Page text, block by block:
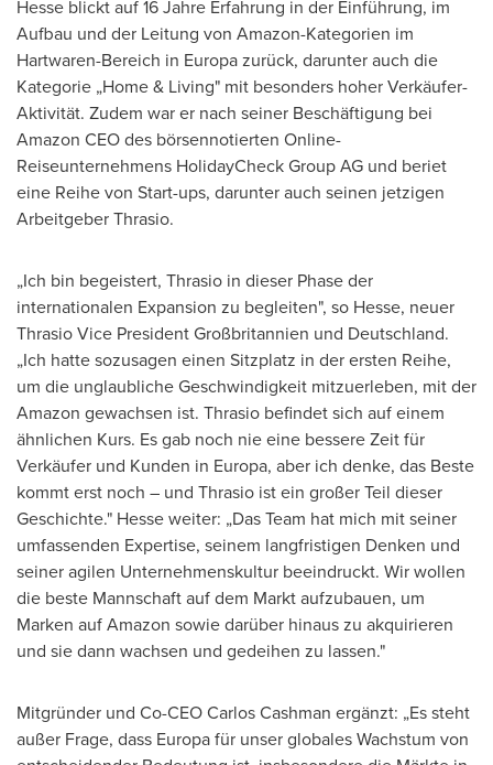
Hesse blickt auf 16 Jahre Erfahrung in der Einführung, im
Aufbau und der Leitung von Amazon-Kategorien im
Hartwaren-Bereich in Europa zurück, darunter auch die
Kategorie „Home & Living" mit besonders hoher Verkäufer-
Aktivität. Zudem war er nach seiner Beschäftigung bei
Amazon CEO des börsennotierten Online-
Reiseunternehmens HolidayCheck Group AG und beriet
eine Reihe von Start-ups, darunter auch seinen jetzigen
Arbeitgeber Thrasio.
„Ich bin begeistert, Thrasio in dieser Phase der
internationalen Expansion zu begleiten", so Hesse, neuer
Thrasio Vice President Großbritannien und Deutschland.
„Ich hatte sozusagen einen Sitzplatz in der ersten Reihe,
um die unglaubliche Geschwindigkeit mitzuerleben, mit der
Amazon gewachsen ist. Thrasio befindet sich auf einem
ähnlichen Kurs. Es gab noch nie eine bessere Zeit für
Verkäufer und Kunden in Europa, aber ich denke, das Beste
kommt erst noch – und Thrasio ist ein großer Teil dieser
Geschichte." Hesse weiter: „Das Team hat mich mit seiner
umfassenden Expertise, seinem langfristigen Denken und
seiner agilen Unternehmenskultur beeindruckt. Wir wollen
die beste Mannschaft auf dem Markt aufzubauen, um
Marken auf Amazon sowie darüber hinaus zu akquirieren
und sie dann wachsen und gedeihen zu lassen."
Mitgründer und Co-CEOCarlos Cashman ergänzt: „Es steht
außer Frage, dass Europa für unser globales Wachstum von